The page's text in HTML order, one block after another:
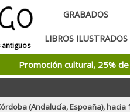
GRABADOS
LIBROS ILUSTRADOS
Promoción cultural, 25%
(Andalucía, Espoaña), hacia